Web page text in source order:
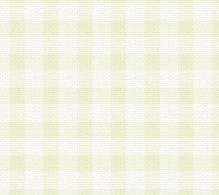
第4条 ログインIDおよびパスワードの管理
1.会員は、会員登録後、本サイト内にて本サービ
加する際には、前条に基づき当社から付与された
スワードを使用するものとします。
2.登録の際に当社が付与したログインIDおよびパ
の使用に関しては、全て会員本人がその責任を負
3.会員は、当社から付与されたログインIDおよび
貸与、名義変更、売買その他形態を問わず第三者
ならないものとします。
4.当社は、会員によるログインIDおよびパスワー
盗用など第三者の利用に伴う損害の発生について
き事由の有無、その他原因の如何を問わず、一切
のとします。